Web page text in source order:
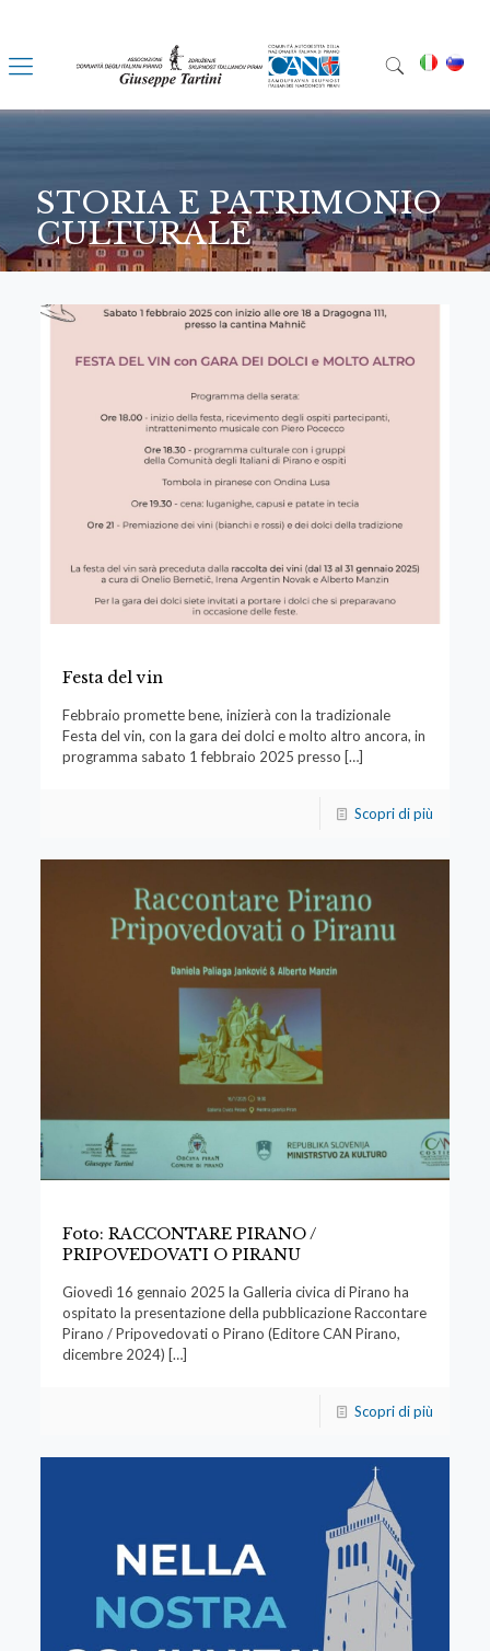
STORIA E PATRIMONIO
CULTURALE
Festa del vin
Febbraio promette bene, inizierà con la tradizionale
Festa del vin, con la gara dei dolci e molto altro ancora, in
programma sabato 1 febbraio 2025 presso […]
Scopri di più
Foto: RACCONTARE PIRANO /
PRIPOVEDOVATI O PIRANU
Giovedì 16 gennaio 2025 la Galleria civica di Pirano ha
ospitato la presentazione della pubblicazione Raccontare
Pirano / Pripovedovati o Pirano (Editore CAN Pirano,
dicembre 2024) […]
Scopri di più